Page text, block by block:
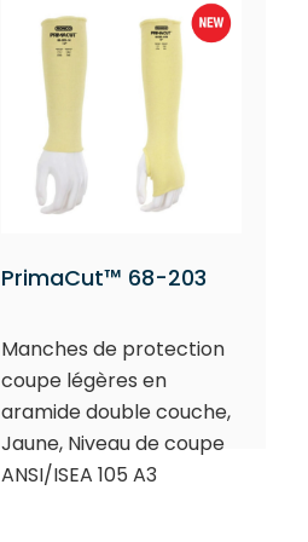
PrimaCut™ 68-203
Manches de protection
coupe légères en
aramide double couche,
Jaune, Niveau de coupe
ANSI/ISEA 105 A3